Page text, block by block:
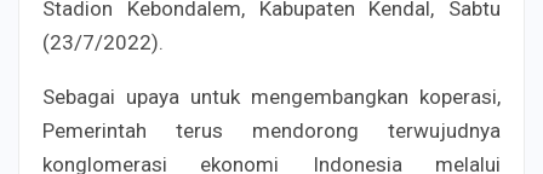
Stadion Kebondalem, Kabupaten Kendal, Sabtu
(23/7/2022).
Sebagai upaya untuk mengembangkan koperasi,
Pemerintah terus mendorong terwujudnya
konglomerasi ekonomi Indonesia melalui